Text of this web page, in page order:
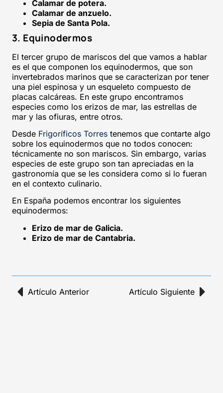
Calamar de potera.
Calamar de anzuelo.
Sepia de Santa Pola.
3. Equinodermos
El tercer grupo de mariscos del que vamos a hablar
es el que componen los equinodermos, que son
invertebrados marinos que se caracterizan por tener
una piel espinosa y un esqueleto compuesto de
placas calcáreas. En este grupo encontramos
especies como los erizos de mar, las estrellas de
mar y las ofiuras, entre otros.
Desde Frigoríficos Torres tenemos que contarte algo
sobre los equinodermos que no todos conocen:
técnicamente no son mariscos. Sin embargo, varias
especies de este grupo son tan apreciadas en la
gastronomía que se les considera como si lo fueran
en el contexto culinario.
En España podemos encontrar los siguientes
equinodermos:
Erizo de mar de Galicia.
Erizo de mar de Cantabria.
Artículo Anterior Artículo Siguiente